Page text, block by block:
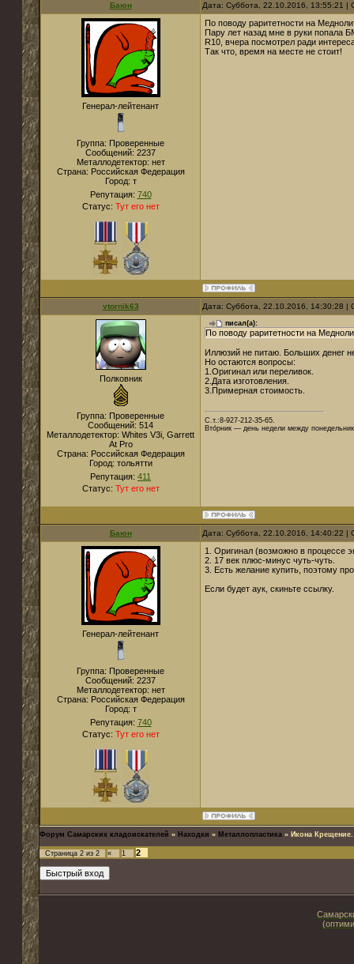
Баюн Дата: Суббота, 22.10.2016, 13:55:21
Генерал-лейтенант
Группа: Проверенные
Сообщений: 2237
Металлодетектор: нет
Страна: Российская Федерация
Город: т
Репутация: 740
Статус: Тут его нет
По поводу раритетности на
Пару лет назад мне в руки попала
R10, вчера посмотрел ради
Так что, время на месте не стоит!
vtornik63 Дата: Суббота, 22.10.2016, 14:30:28
Полковник
Группа: Проверенные
Сообщений: 514
Металлодетектор: Whites V3i, Garrett
At Pro
Страна: Российская Федерация
Город: тольятти
Репутация: 411
Статус: Тут его нет
писал(а):
По поводу раритетности на
Иллюзий не питаю. Больших денег
Но остаются вопросы:
1.Оригинал или переливок.
2.Дата изготовления.
3.Примерная стоимость.
С.т.:8-927-212-35-65.
Вто́рник — день недели между
Баюн Дата: Суббота, 22.10.2016, 14:40:22
Генерал-лейтенант
Группа: Проверенные
Сообщений: 2237
Металлодетектор: нет
Страна: Российская Федерация
Город: т
Репутация: 740
Статус: Тут его нет
1. Оригинал (возможно в процессе
2. 17 век плюс-минус чуть-чуть.
3. Есть желание купить, поэтому
Если будет аук, скиньте ссылку.
Форум Самарских кладоискателей » Находки » Металлопластика » Икона Крещение.
Страница 2 из 2 « 1 2